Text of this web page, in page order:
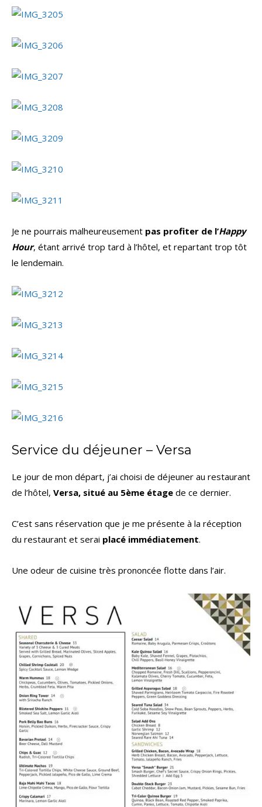
Je ne pourrais malheureusement pas profiter de l’Happy
Hour, étant arrivé trop tard à l’hôtel, et repartant trop tôt
le lendemain.
Service du déjeuner – Versa
Le jour de mon départ, j’ai choisi de déjeuner au restaurant
de l’hôtel, Versa, situé au 5ème étage de ce dernier.
C’est sans réservation que je me présente à la réception
du restaurant et serai placé immédiatement.
Une odeur de cuisine très prononcée flotte dans l’air.